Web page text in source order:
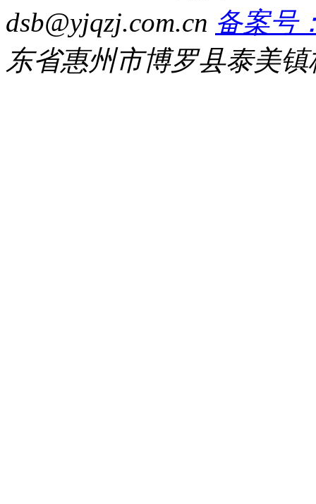
dsb@yjqzj.com.cn 备案号
东省惠州市博罗县泰美